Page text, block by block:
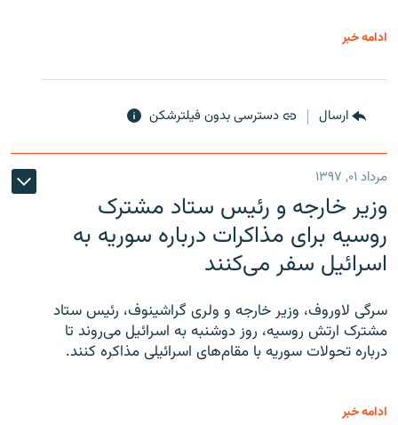
ادامه خبر
ارسال دسترسی بدون فیلترشکن
مرداد ۰۱, ۱۳۹۷
وزیر خارجه و رئیس‌ ستاد مشترک
روسیه برای مذاکرات درباره سوریه به
اسرائیل سفر می‌کنند
سرگی لاوروف، وزیر خارجه و ولری گراشینوف، رئیس ستاد
مشترک ارتش روسیه، روز دوشنبه به اسرائیل می‌روند تا
درباره تحولات سوریه با مقام‌های اسرائیلی مذاکره کنند.
ادامه خبر